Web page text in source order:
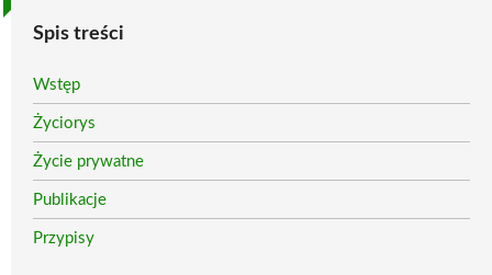
Spis treści
Wstęp
Życiorys
Życie prywatne
Publikacje
Przypisy